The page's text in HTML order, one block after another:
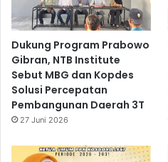
Dukung Program Prabowo
Gibran, NTB Institute
Sebut MBG dan Kopdes
Solusi Percepatan
Pembangunan Daerah 3T
27 Juni 2026